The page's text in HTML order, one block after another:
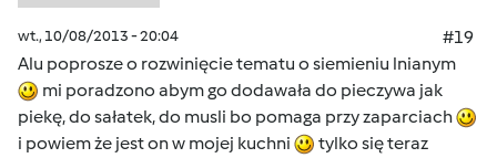
wt., 10/08/2013 - 20:04
#19
Alu poprosze o rozwinięcie tematu o siemieniu lnianym
mi poradzono abym go dodawała do pieczywa jak
piekę, do sałatek, do musli bo pomaga przy zaparciach
i powiem że jest on w mojej kuchni
tylko się teraz